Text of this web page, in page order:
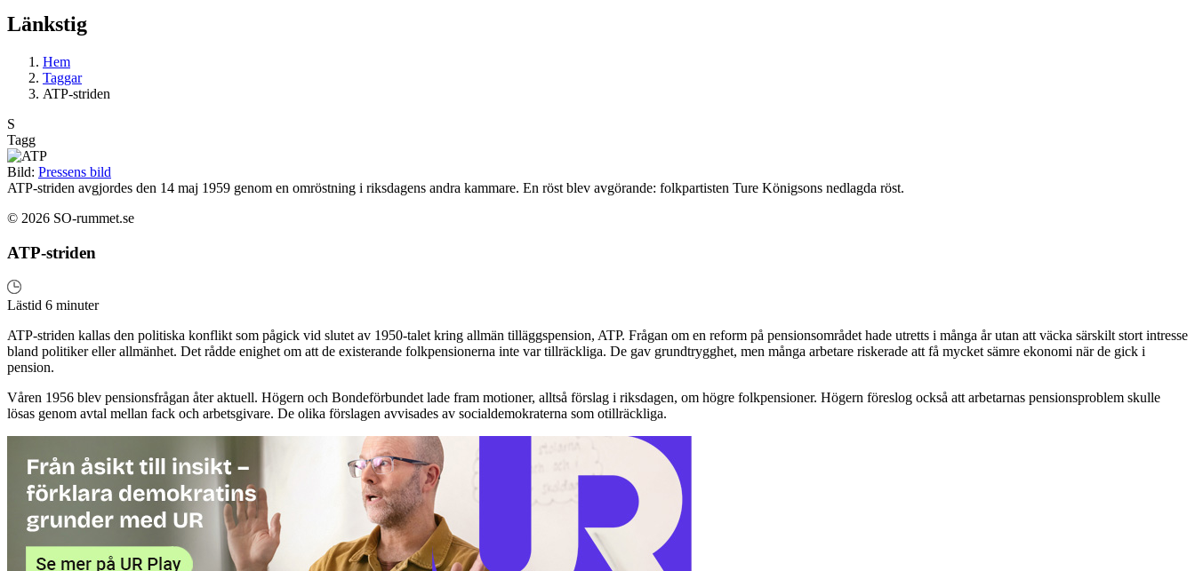
Länkstig
Hem
Taggar
ATP-striden
S
Tagg
Bild: Pressens bild
ATP-striden avgjordes den 14 maj 1959 genom en omröstning i riksdagens andra kammare. En röst blev avgörande: folkpartisten Ture Königsons nedlagda röst.
© 2026 SO-rummet.se
ATP-striden
Lästid 6 minuter
ATP-striden kallas den politiska konflikt som pågick vid slutet av 1950-talet kring allmän tilläggspension, ATP. Frågan om en reform på pensionsområdet hade utretts i många år utan att väcka särskilt stort intresse
bland politiker eller allmänhet. Det rådde enighet om att de existerande folkpensionerna inte var tillräckliga. De gav grundtrygghet, men många arbetare riskerade att få mycket sämre ekonomi när de gick i
pension.
Våren 1956 blev pensionsfrågan åter aktuell. Högern och Bondeförbundet lade fram motioner, alltså förslag i riksdagen, om högre folkpensioner. Högern föreslog också att arbetarnas pensionsproblem skulle
lösas genom avtal mellan fack och arbetsgivare. De olika förslagen avvisades av socialdemokraterna som otillräckliga.